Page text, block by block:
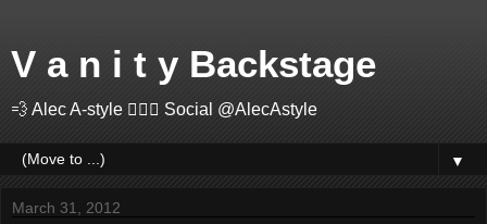
V a n i t y Backstage
💨 Alec A-style 🤽🏻‍♂️ Social @AlecAstyle
▼
March 31, 2012